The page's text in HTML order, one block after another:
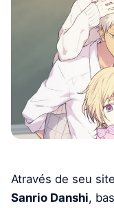
Através de seu
Sanrio Danshi,